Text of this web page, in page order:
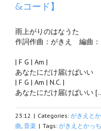
&コード】
雨上がりのはなうた
作詞作曲：がきえ 編曲：
| F G | Am |
あなたにだけ届けばいい
| F G | Am | N.C. |
あなたにだけ届けばいい
23:12 | Categories: がきえと
曲 音楽 | Tags: がきえとかっ